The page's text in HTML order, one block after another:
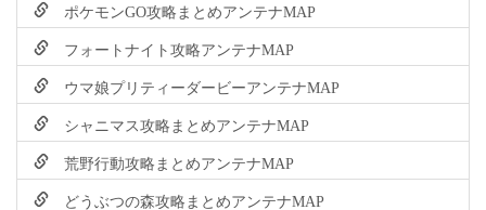
ポケモンGO攻略まとめアンテナMAP
フォートナイト攻略アンテナMAP
ウマ娘プリティーダービーアンテナMAP
シャニマス攻略まとめアンテナMAP
荒野行動攻略まとめアンテナMAP
どうぶつの森攻略まとめアンテナMAP